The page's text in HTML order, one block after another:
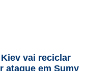
vai reciclar
ataque em Sumy